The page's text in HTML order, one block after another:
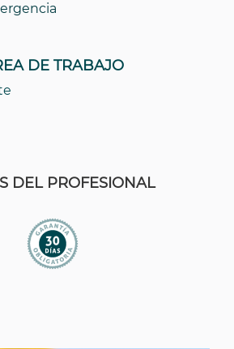
DE TRABAJO
DEL PROFESIONAL